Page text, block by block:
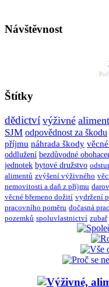
Návštěvnost
Štítky
dědictví výživné
SJM odpovědnost za škodu
příjmu náhrada škody
oddlužení bezdůvodné
jednotek bytové družstvo
alimentů zvýšení výživného
nemovitosti a daň z příjmu
věcné břemeno dožití vydržení
pracovního poměru dočasná
pozemků spoluvlastnictví zubař